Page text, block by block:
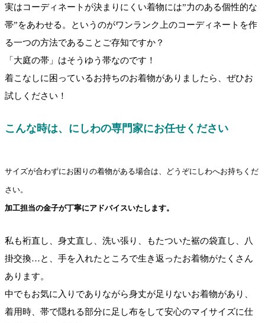
実はコーディネートが決まりにくい着物には”力のある個性的な
帯”をあわせる。というのがワンランク上のコーディネートを作
る一つの方法であることご存知ですか？
「大庭の帯」はそうゆう帯なのです！
着こなしに困っているお持ちのお着物がありましたら、ぜひお
試しください！
こんな時は、にしわの専門家にお任せください
サイズが合わずにお困りの着物がある場合は、どうぞにしわへお持ちくだ
さい。
加工担当の金子が丁寧にアドバイスいたします。
私も裄直し、身丈直し、洗い張り、もたついた裾の袋直し、八
掛交換…と、手を入れたところで生き返ったお着物がたくさん
あります。
中でもお気に入りでありながら身丈が足りないお着物があり、
着用時、帯で隠れる部分に足し布をして安心のマイサイズに仕